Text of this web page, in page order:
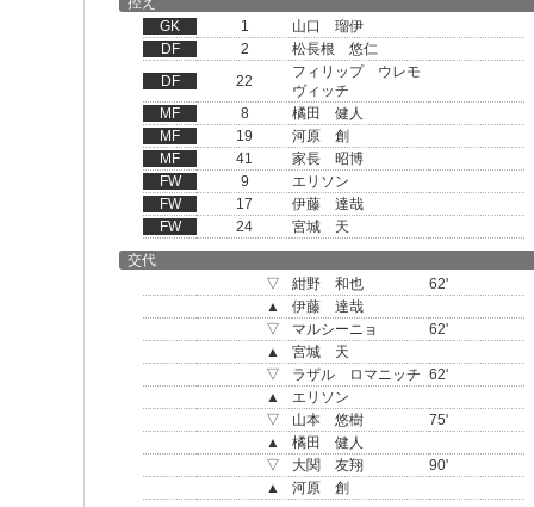
GK
1
山口 瑠伊
DF
2
松長根 悠仁
DF
22
フィリップ ウレモ
ヴィッチ
MF
8
橘田 健人
MF
19
河原 創
MF
41
家長 昭博
FW
9
エリソン
FW
17
伊藤 達哉
FW
24
宮城 天
交代
▽
紺野 和也
62'
▲
伊藤 達哉
▽
マルシーニョ
62'
▲
宮城 天
▽
ラザル ロマニッチ 62'
▲
エリソン
▽
山本 悠樹
75'
▲
橘田 健人
▽
大関 友翔
90'
▲
河原 創